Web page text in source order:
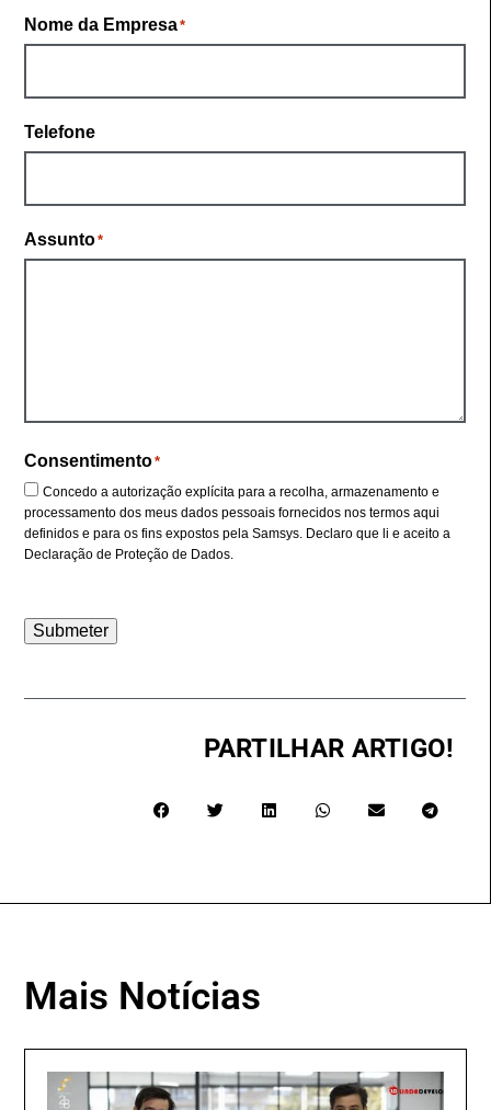
Nome da Empresa*
Telefone
Assunto*
Consentimento*
Concedo a autorização explícita para a recolha, armazenamento e
processamento dos meus dados pessoais fornecidos nos termos aqui
definidos e para os fins expostos pela Samsys. Declaro que li e aceito a
Declaração de Proteção de Dados.
Submeter
PARTILHAR ARTIGO!
Mais Notícias